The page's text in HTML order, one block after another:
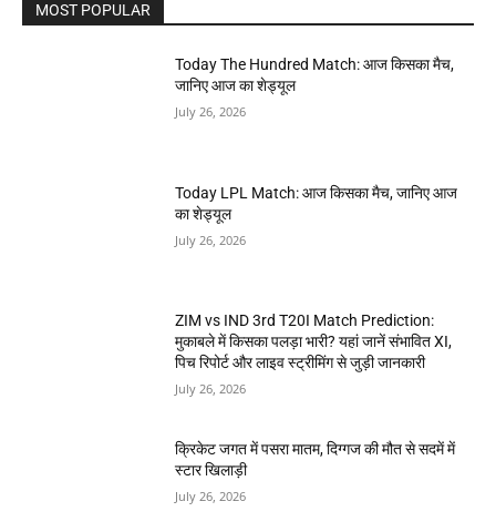
MOST POPULAR
Today The Hundred Match: आज किसका मैच,
जानिए आज का शेड्यूल
July 26, 2026
Today LPL Match: आज किसका मैच, जानिए आज
का शेड्यूल
July 26, 2026
ZIM vs IND 3rd T20I Match Prediction:
मुकाबले में किसका पलड़ा भारी? यहां जानें संभावित XI,
पिच रिपोर्ट और लाइव स्ट्रीमिंग से जुड़ी जानकारी
July 26, 2026
क्रिकेट जगत में पसरा मातम, दिग्गज की मौत से सदमें में
स्टार खिलाड़ी
July 26, 2026